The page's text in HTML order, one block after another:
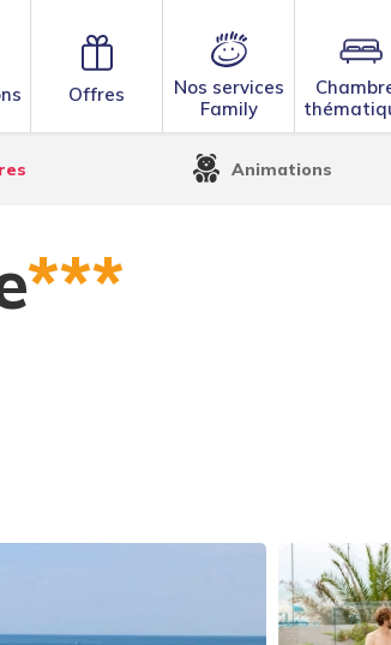
Offres
Nos services
Family
***
Animations